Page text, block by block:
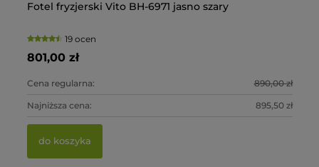
Fotel fryzjerski Vito BH-6971 jasno szary
19 ocen
801,00 zł
Cena regularna: 890,00 zł
Najniższa cena: 895,50 zł
do koszyka